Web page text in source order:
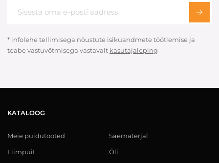
* infolehe tellimisega nõustute isikuandmete töötlemise ja
teabe vastuvõtmisega vastavalt kasutajaleping
KATALOOG
Meie puidutooted
Liimpuit
Saematerjal
Õli